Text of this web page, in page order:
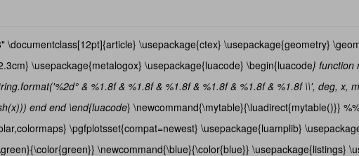
\documentclass[12pt]{article} \usepackage{ctex} \usepackage{geometry}
\usepackage{metalogox} \usepackage{luacode} \begin{luacode} function
& %1.8f & %1.8f & %1.8f & %1.8f & %1.8f & %1.8f \\', deg, x,
end end \end{luacode} \newcommand{\mytable}{\luadirect{mytable()}}
\pgfplotsset{compat=newest} \usepackage{luamplib}
\newcommand{\blue}{\color{blue}} \usepackage{listings}